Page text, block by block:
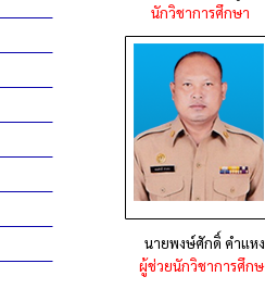
นักวิชาการศึกษา
นายพงษ์ศักดิ์ คำแหง
ผู้ช่วยนักวิชาการศึก